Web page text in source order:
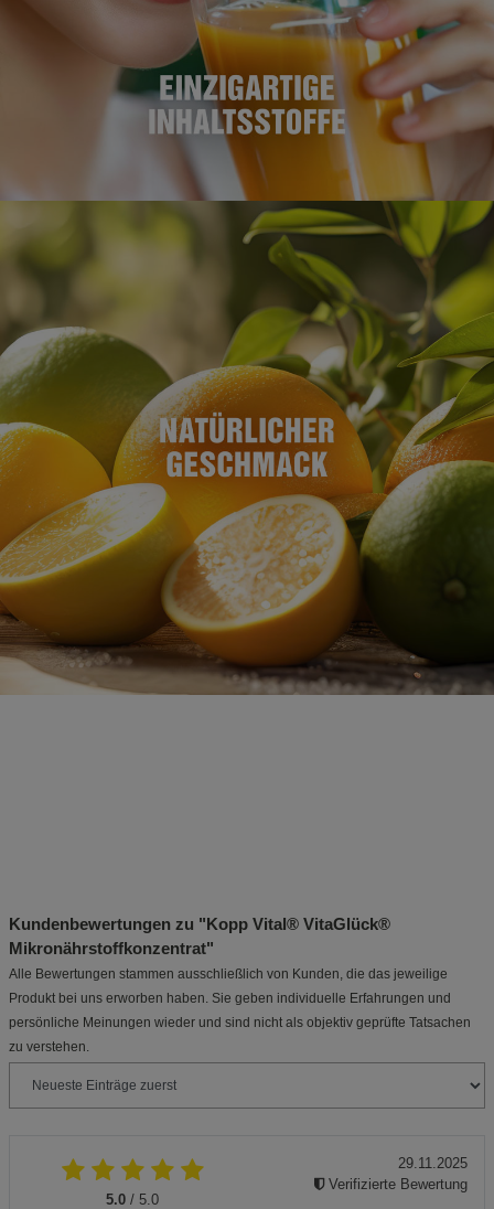
Kundenbewertungen zu "Kopp Vital® VitaGlück®
Mikronährstoffkonzentrat"
Alle Bewertungen stammen ausschließlich von Kunden, die das jeweilige
Produkt bei uns erworben haben. Sie geben individuelle Erfahrungen und
persönliche Meinungen wieder und sind nicht als objektiv geprüfte Tatsachen
zu verstehen.
5.0 / 5.0
29.11.2025
Verifizierte Bewertung